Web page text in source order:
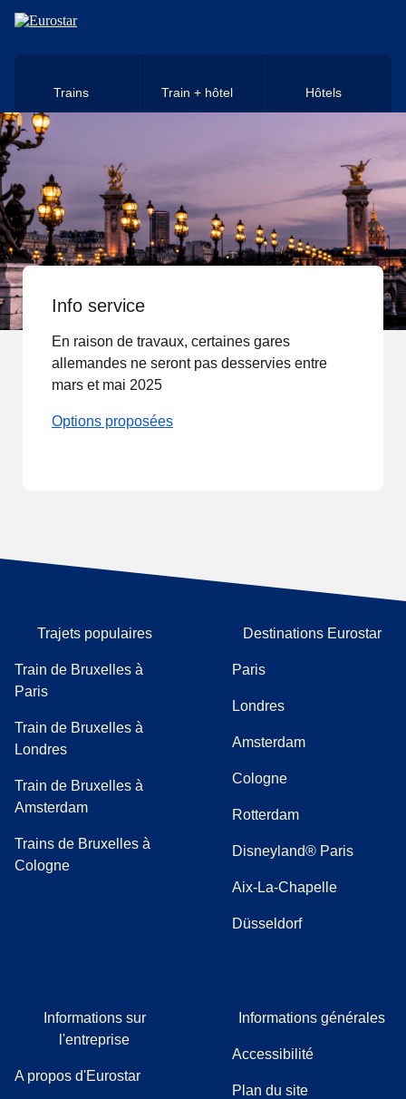
Aller au contenu principal
Trains Train + hôtel Hôtels
Info service
En raison de travaux, certaines gares
allemandes ne seront pas desservies entre
mars et mai 2025
Options proposées
Trajets populaires
Train de Bruxelles à
Paris
Train de Bruxelles à
Londres
Train de Bruxelles à
Amsterdam
Trains de Bruxelles à
Cologne
Destinations Eurostar
Paris
Londres
Amsterdam
Cologne
Rotterdam
Disneyland® Paris
Aix-La-Chapelle
Düsseldorf
Informations sur
l'entreprise
A propos d'Eurostar
Informations générales
Accessibilité
Plan du site